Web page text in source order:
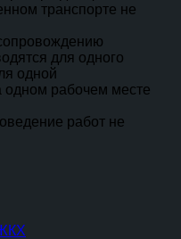
транспорте не
для одного
одной
рабочем месте
работ не